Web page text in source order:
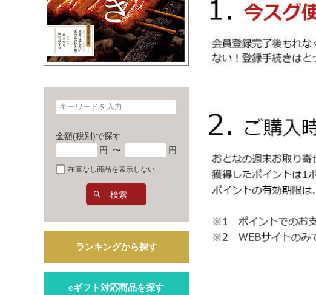
金額(税別)で探す
円
〜 円
在庫なし商品を表示しない
検索
ランキングから探す
eギフト対応商品を探す